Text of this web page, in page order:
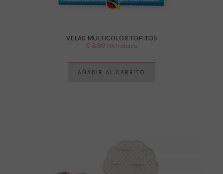
VELAS MULTICOLOR TOPITOS
€3.90 IVA Incluido
AÑADIR AL CARRITO